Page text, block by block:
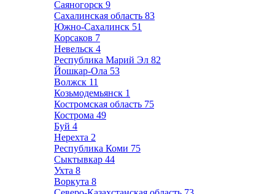
Саяногорск 9
Сахалинская область 83
Южно-Сахалинск 51
Корсаков 7
Невельск 4
Республика Марий Эл 82
Йошкар-Ола 53
Волжск 11
Козьмодемьянск 1
Костромская область 75
Кострома 49
Буй 4
Нерехта 2
Республика Коми 75
Сыктывкар 44
Ухта 8
Воркута 8